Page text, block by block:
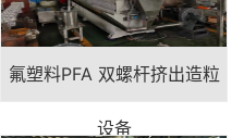
氟塑料PFA 双螺杆挤出造粒
设备